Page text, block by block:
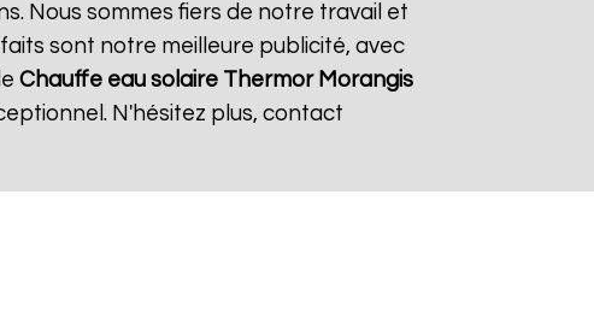
Nous sommes fiers de notre travail et
sont notre meilleure publicité, avec
Chauffe eau solaire Thermor Morangis
N'hésitez plus, contact